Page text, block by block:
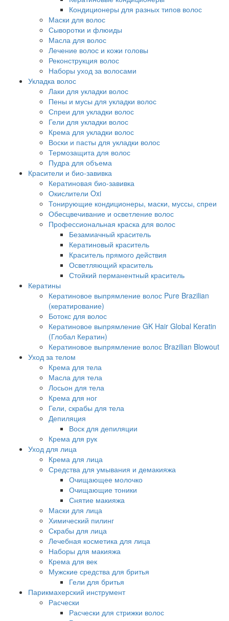
Кондиционеры для разных типов волос
Маски для волос
Сыворотки и флюиды
Масла для волос
Лечение волос и кожи головы
Реконструкция волос
Наборы уход за волосами
Укладка волос
Лаки для укладки волос
Пены и мусы для укладки волос
Спреи для укладки волос
Гели для укладки волос
Крема для укладки волос
Воски и пасты для укладки волос
Термозащита для волос
Пудра для объема
Красители и био-завивка
Кератиновая био-завивка
Окислители Oxi
Тонирующие кондиционеры, маски, муссы, спреи
Обесцвечивание и осветление волос
Профессиональная краска для волос
Безамиачный краситель
Кератиновый краситель
Краситель прямого действия
Осветляющий краситель
Стойкий перманентный краситель
Кератины
Кератиновое выпрямление волос Pure Brazilian
(кератирование)
Ботокс для волос
Кератиновое выпрямление GK Hair Global Keratin
(Глобал Кератин)
Кератиновое выпрямление волос Brazilian Blowout
Уход за телом
Крема для тела
Масла для тела
Лосьон для тела
Крема для ног
Гели, скрабы для тела
Депиляция
Воск для депиляции
Крема для рук
Уход для лица
Крема для лица
Средства для умывания и демакияжа
Очищающее молочко
Очищающие тоники
Снятие макияжа
Маски для лица
Химический пилинг
Скрабы для лица
Лечебная косметика для лица
Наборы для макияжа
Крема для век
Мужские средства для бритья
Гели для бритья
Парикмахерский инструмент
Расчески
Расчески для стрижки волос